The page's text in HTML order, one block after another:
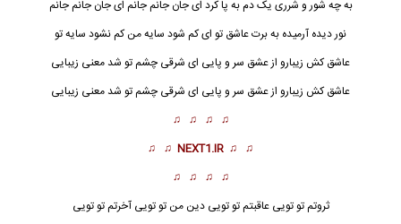
به چه شور و شرری یک دم به پا کرد ای جان جانم جانم ای جان جانم جانم
نور دیده آرمیده به برت عاشق تو ای کم شود سایه من کم نشود سایه تو
عاشق کش زیبارو از عشق سر و پایی ای شرقی چشم تو شد معنی زیبایی
عاشق کش زیبارو از عشق سر و پایی ای شرقی چشم تو شد معنی زیبایی
♫ ♫ ♫ ♫
♫ ♫
NEXT1.IR
♫ ♫
♫ ♫ ♫ ♫
ثروتم تو تویی عاقبتم تو تویی دین من تو تویی آخرتم تو تویی